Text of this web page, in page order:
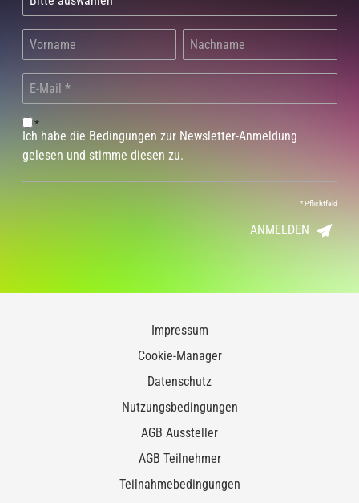
*
Ich habe die Bedingungen zur Newsletter-Anmeldung
gelesen und stimme diesen zu.
*Pflichtfeld
ANMELDEN
Impressum
Cookie-Manager
Datenschutz
Nutzungsbedingungen
AGB Aussteller
AGB Teilnehmer
Teilnahmebedingungen